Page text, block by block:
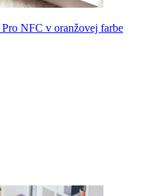
NFC v oranžovej farbe